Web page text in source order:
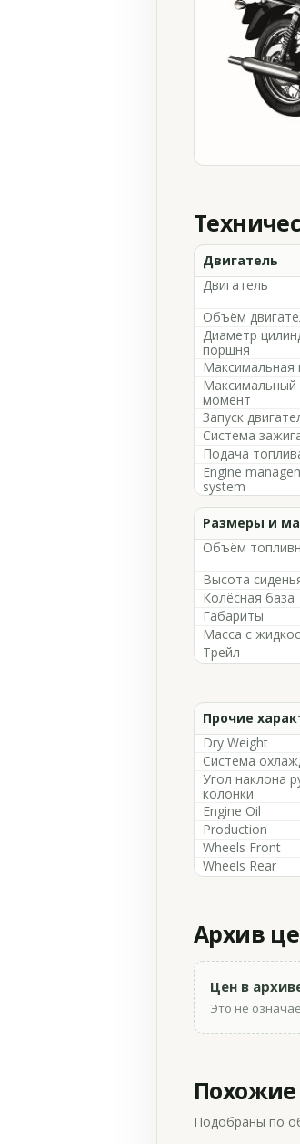
Двигатель
Двигатель
Объём
Диаметр
поршня
Максимальный
момент
Запуск
Система
Подача
Engine
system
Размеры и
Объём
Высота
Колёсная база
Габариты
Масса с
Трейл
Прочие
Dry Weight
Система
Угол наклона
колонки
Engine Oil
Production
Wheels Front
Wheels Rear
Архив
Цен в
Это не
Подобраны по